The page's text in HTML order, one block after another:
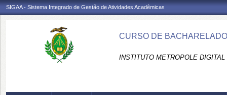
SIGAA - Sistema Integrado de Gestão de Atividades Acadêmicas
CURSO DE
INSTITUTO METROPOLE DIGITAL